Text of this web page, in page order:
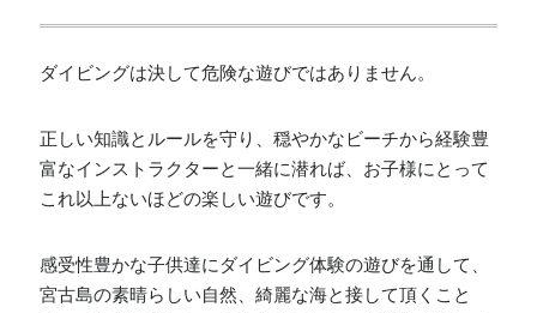
ダイビングは決して危険な遊びではありません。
正しい知識とルールを守り、穏やかなビーチから経験豊
富なインストラクターと一緒に潜れば、お子様にとって
これ以上ないほどの楽しい遊びです。
感受性豊かな子供達にダイビング体験の遊びを通して、
宮古島の素晴らしい自然、綺麗な海と接して頂くこと